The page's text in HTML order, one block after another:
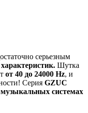
серьезным
Шутка
от 40 до 24000 Hz, и
Серия GZUC
системах